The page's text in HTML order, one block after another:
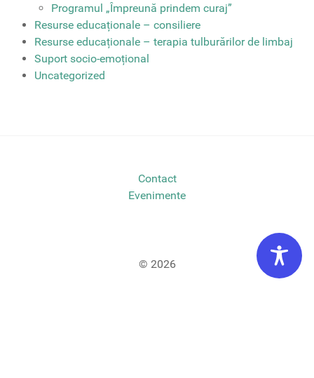
Programul „Împreună prindem curaj”
Resurse educaționale – consiliere
Resurse educaționale – terapia tulburărilor de limbaj
Suport socio-emoțional
Uncategorized
Contact
Evenimente
© 2026